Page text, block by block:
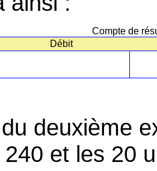
Compte de
Débit
deuxième
et les 20